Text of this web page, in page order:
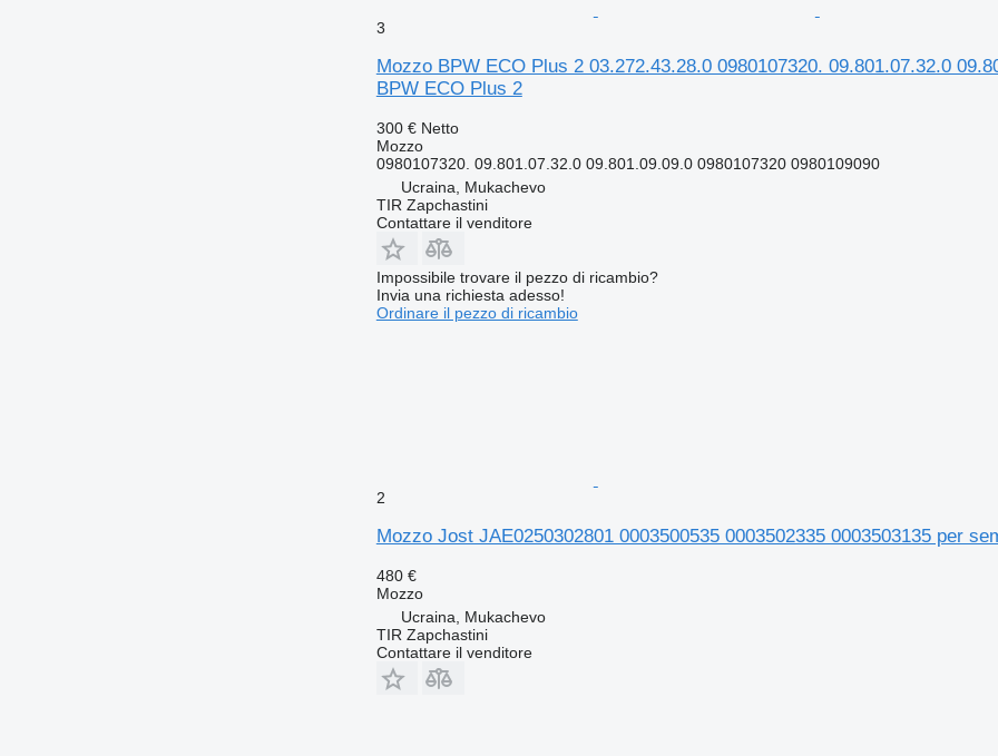
3
Mozzo BPW ECO Plus 2 03.272.43.28.0 0980107320. 09.801.07.32.0
BPW ECO Plus 2
300 € Netto
Mozzo
0980107320. 09.801.07.32.0 09.801.09.09.0 0980107320 0980109090
Ucraina, Mukachevo
TIR Zapchastini
Contattare il venditore
Impossibile trovare il pezzo di ricambio?
Invia una richiesta adesso!
Ordinare il pezzo di ricambio
2
Mozzo Jost JAE0250302801 0003500535 0003502335 0003503135 per
480 €
Mozzo
Ucraina, Mukachevo
TIR Zapchastini
Contattare il venditore